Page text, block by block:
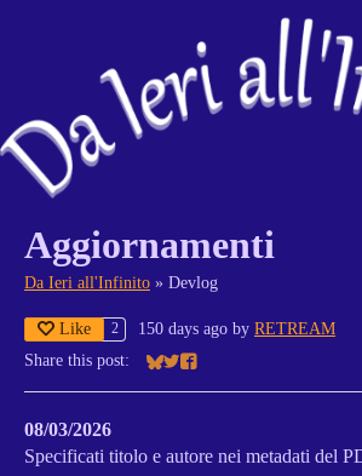
Aggiornamenti
Da Ieri all'Infinito » Devlog
Like 2 150 days ago by RETREAM
Share this post:
Share on Bluesky
Share on Twitter
Share on Facebook
08/03/2026
Specificati titolo e autore nei metadati del